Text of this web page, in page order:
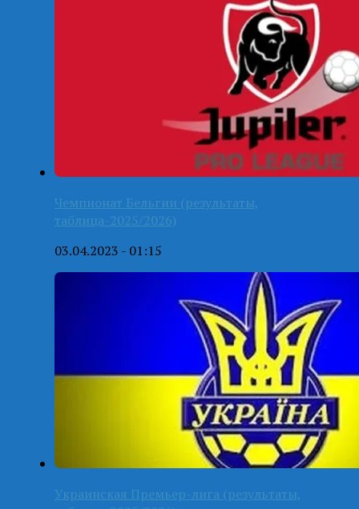
Чемпионат Бельгии (результаты,
таблица-2025/2026)
03.04.2023 - 01:15
Украинская Премьер-лига (результаты,